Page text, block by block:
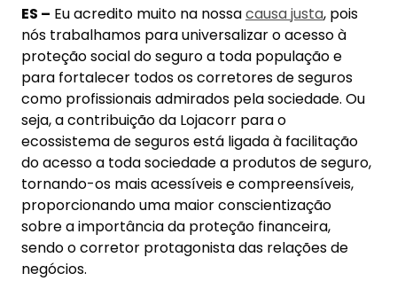
ES – Eu acredito muito na nossacausa justa, pois
nós trabalhamos para universalizar o acesso à
proteção social do seguro a toda população e
para fortalecer todos os corretores de seguros
como profissionais admirados pela sociedade. Ou
seja, a contribuição da Lojacorr para o
ecossistema de seguros está ligada à facilitação
do acesso a toda sociedade a produtos de seguro,
tornando-os mais acessíveis e compreensíveis,
proporcionando uma maior conscientização
sobre a importância da proteção financeira,
sendo o corretor protagonista das relações de
negócios.